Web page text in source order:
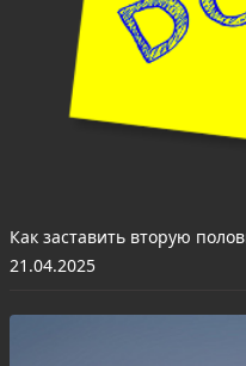
Как заставить вторую
21.04.2025